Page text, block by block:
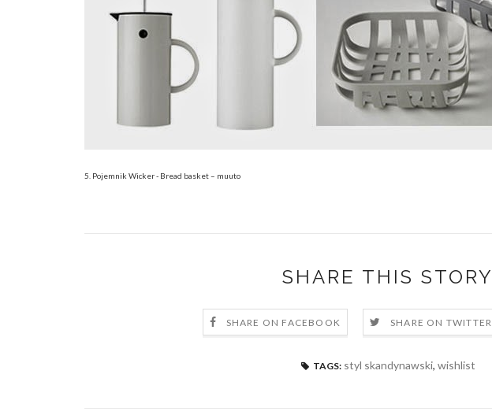
5. Pojemnik Wicker - Bread basket – muuto
SHARE THIS STORY
SHARE ON FACEBOOK SHARE ON TWITTER
TAGS: styl skandynawski, wishlist